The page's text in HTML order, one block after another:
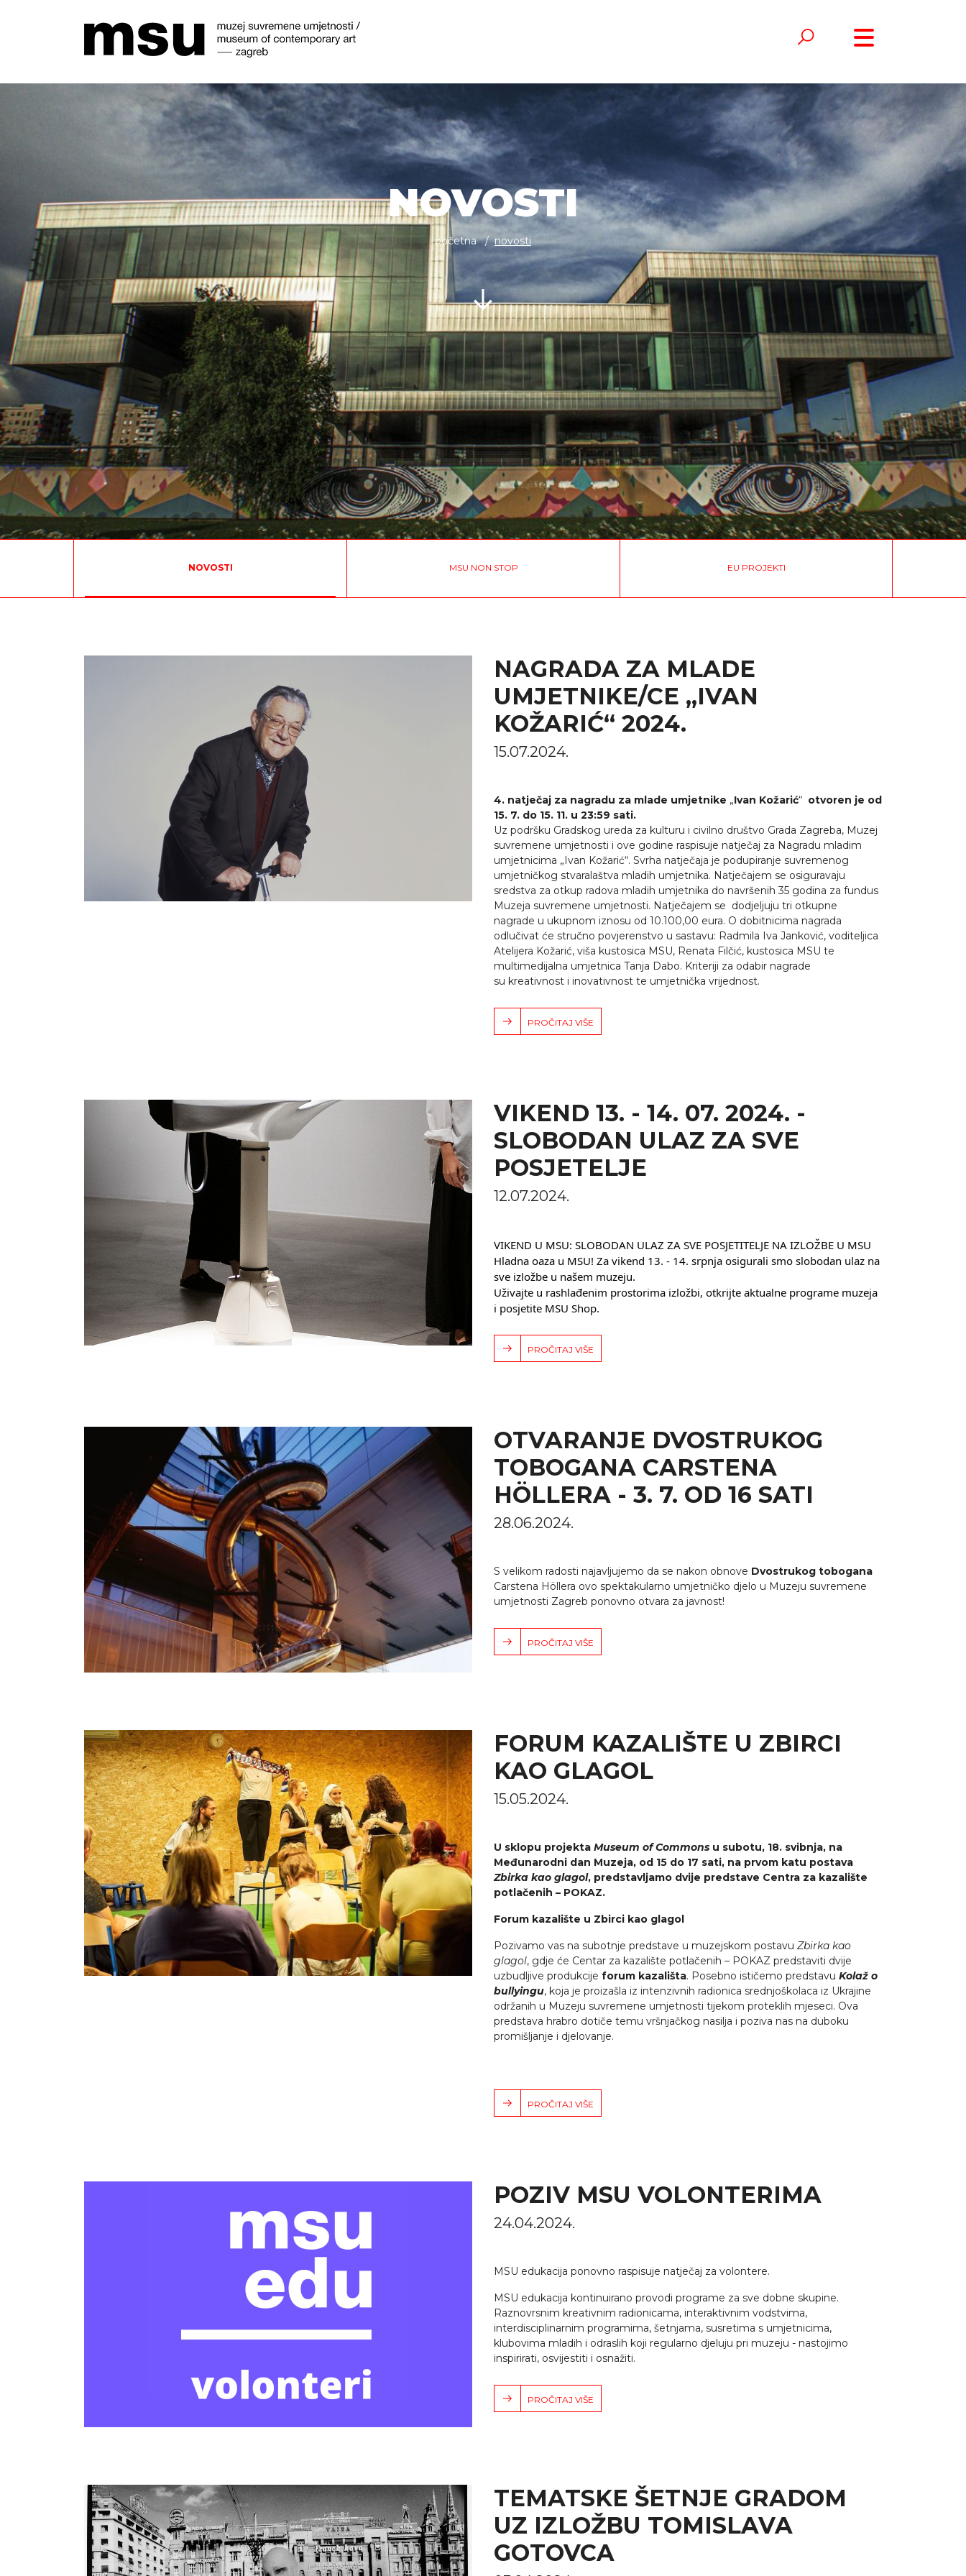
NOVOSTI
početna novosti
NOVOSTI MSU NON STOP EU PROJEKTI
NAGRADA ZA MLADE
UMJETNIKE/CE „IVAN
KOŽARIĆ“ 2024.
15.07.2024.
4. natječaj za nagradu za mlade umjetnike „Ivan Kožarić“ otvoren je od
15. 7. do 15. 11. u 23:59 sati.
Uz podršku Gradskog ureda za kulturu i civilno društvo Grada Zagreba, Muzej
suvremene umjetnosti i ove godine raspisuje natječaj za Nagradu mladim
umjetnicima „Ivan Kožarić“. Svrha natječaja je podupiranje suvremenog
umjetničkog stvaralaštva mladih umjetnika. Natječajem se osiguravaju
sredstva za otkup radova mladih umjetnika do navršenih 35 godina za fundus
Muzeja suvremene umjetnosti. Natječajem se dodjeljuju tri otkupne
nagrade u ukupnom iznosu od 10.100,00 eura. O dobitnicima nagrada
odlučivat će stručno povjerenstvo u sastavu: Radmila Iva Janković, voditeljica
Atelijera Kožarić, viša kustosica MSU, Renata Filčić, kustosica MSU te
multimedijalna umjetnica Tanja Dabo. Kriteriji za odabir nagrade
su kreativnost i inovativnost te umjetnička vrijednost.
PROČITAJ VIŠE
VIKEND 13. - 14. 07. 2024. -
SLOBODAN ULAZ ZA SVE
POSJETELJE
12.07.2024.
VIKEND U MSU: SLOBODAN ULAZ ZA SVE POSJETITELJE NA IZLOŽBE U MSU
Hladna oaza u MSU! Za vikend 13. - 14. srpnja osigurali smo slobodan ulaz na
sve izložbe u našem muzeju.
Uživajte u rashlađenim prostorima izložbi, otkrijte aktualne programe muzeja
i posjetite MSU Shop.
PROČITAJ VIŠE
OTVARANJE DVOSTRUKOG
TOBOGANA CARSTENA
HÖLLERA - 3. 7. OD 16 SATI
28.06.2024.
S velikom radosti najavljujemo da se nakon obnove Dvostrukog tobogana
Carstena Höllera ovo spektakularno umjetničko djelo u Muzeju suvremene
umjetnosti Zagreb ponovno otvara za javnost!
PROČITAJ VIŠE
FORUM KAZALIŠTE U ZBIRCI
KAO GLAGOL
15.05.2024.
U sklopu projekta Museum of Commons u subotu, 18. svibnja, na
Međunarodni dan Muzeja, od 15 do 17 sati, na prvom katu postava
Zbirka kao glagol, predstavljamo dvije predstave Centra za kazalište
potlačenih – POKAZ.
Forum kazalište u Zbirci kao glagol
Pozivamo vas na subotnje predstave u muzejskom postavu Zbirka kao
glagol, gdje će Centar za kazalište potlačenih – POKAZ predstaviti dvije
uzbudljive produkcije forum kazališta. Posebno ističemo predstavu Kolaž o
bullyingu, koja je proizašla iz intenzivnih radionica srednjoškolaca iz Ukrajine
održanih u Muzeju suvremene umjetnosti tijekom proteklih mjeseci. Ova
predstava hrabro dotiče temu vršnjačkog nasilja i poziva nas na duboku
promišljanje i djelovanje.
PROČITAJ VIŠE
POZIV MSU VOLONTERIMA
24.04.2024.
MSU edukacija ponovno raspisuje natječaj za volontere.
MSU edukacija kontinuirano provodi programe za sve dobne skupine.
Raznovrsnim kreativnim radionicama, interaktivnim vodstvima,
interdisciplinarnim programima, šetnjama, susretima s umjetnicima,
klubovima mladih i odraslih koji regularno djeluju pri muzeju - nastojimo
inspirirati, osvijestiti i osnažiti.
PROČITAJ VIŠE
TEMATSKE ŠETNJE GRADOM
UZ IZLOŽBU TOMISLAVA
GOTOVCA